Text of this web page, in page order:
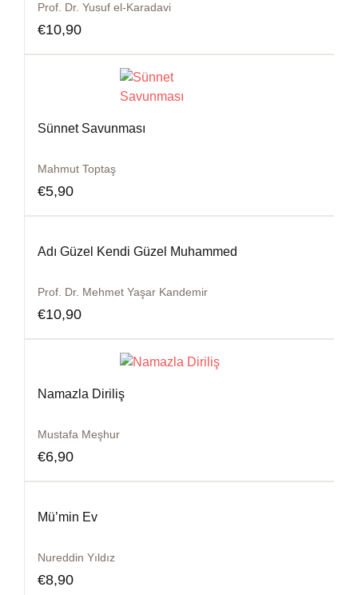
Prof. Dr. Yusuf el-Karadavi
€10,90
Sünnet Savunması
Mahmut Toptaş
€5,90
Adı Güzel Kendi Güzel Muhammed
Prof. Dr. Mehmet Yaşar Kandemir
€10,90
Namazla Diriliş
Mustafa Meşhur
€6,90
Mü’min Ev
Nureddin Yıldız
€8,90